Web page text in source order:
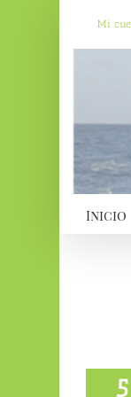
Mi
Inicio
5